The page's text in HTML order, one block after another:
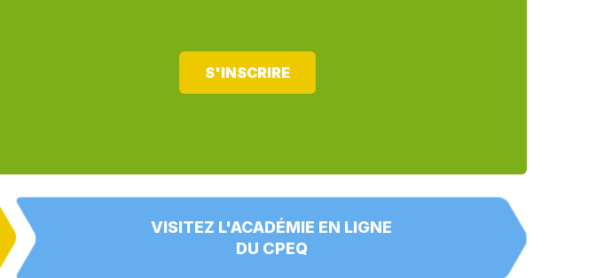
S'INSCRIRE
VISITEZ L'ACADÉMIE EN LIGNE
DU CPEQ